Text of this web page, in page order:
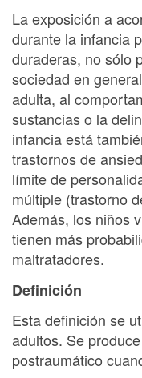
La exposición a
durante la infancia
duraderas, no sólo
sociedad en
adulta, al
sustancias o la
infancia está
trastornos de
límite de
múltiple (trastorno
Además, los niños
tienen más
maltratadores.
Definición
Esta definición se
adultos. Se
postraumático